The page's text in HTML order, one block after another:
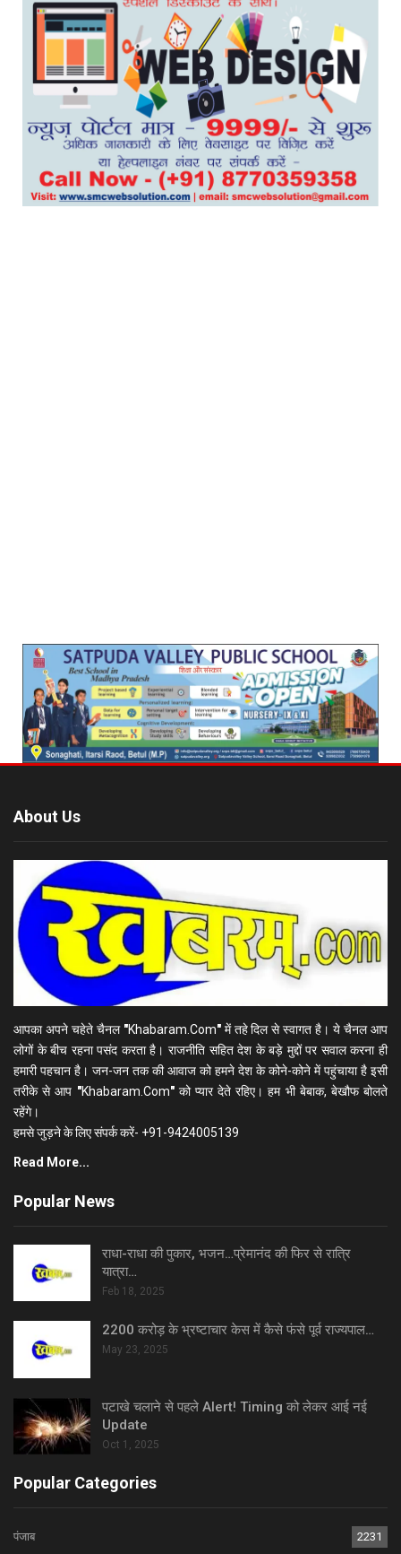
About Us
आपका अपने चहेते चैनल "Khabaram.Com"में तहे दिल से स्वागत है। ये चैनल आप
लोगों के बीच रहना पसंद करता है। राजनीति सहित देश के बड़े मुद्दों पर सवाल करना ही
हमारी पहचान है। जन-जन तक की आवाज को हमने देश के कोने-कोने में पहुंचाया है इसी
तरीके से आप "Khabaram.Com"को प्यार देते रहिए। हम भी बेबाक, बेखौफ बोलते
रहेंगे।
हमसे जुड़ने के लिए संपर्क करें- +91-9424005139
Read More...
Popular News
राधा-राधा की पुकार, भजन…प्रेमानंद की फिर से रात्रि
यात्रा…
Feb 18, 2025
2200 करोड़ के भ्रष्टाचार केस में कैसे फंसे पूर्व राज्यपाल…
May 23, 2025
पटाखे चलाने से पहले Alert! Timing को लेकर आई नई
Update
Oct 1, 2025
Popular Categories
पंजाब 2231